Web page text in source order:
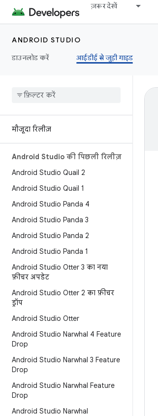
ज़रूर देखें
ANDROID STUDIO
डाउनलोड करें
आईडीई से जुड़ी गाइड
मौजूदा रिलीज़
Android Studio की पिछली रिलीज़
Android Studio Quail 2
Android Studio Quail 1
Android Studio Panda 4
Android Studio Panda 3
Android Studio Panda 2
Android Studio Panda 1
Android Studio Otter 3 का नया
फ़ीचर अपडेट
Android Studio Otter 2 का फ़ीचर
ड्रॉप
Android Studio Otter
Android Studio Narwhal 4 Feature
Drop
Android Studio Narwhal 3 Feature
Drop
Android Studio Narwhal Feature
Drop
Android Studio Narwhal